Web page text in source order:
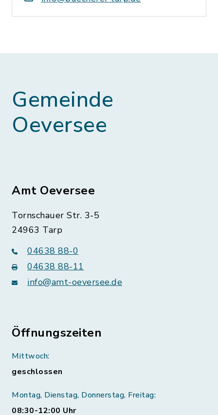
Gemeinde
Oeversee
Amt Oeversee
Tornschauer Str. 3-5
24963 Tarp
04638 88-0
04638 88-11
info@amt-oeversee.de
Öffnungszeiten
Mittwoch:
geschlossen
Montag, Dienstag, Donnerstag, Freitag:
08:30-12:00 Uhr